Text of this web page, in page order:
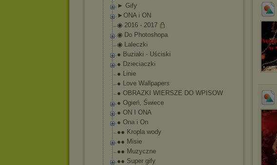
► Gify
►ONA i ON
◉ 2016 - 2017
◉ Do Photoshopa
◉ Laleczki
● Buziaki - Uściski
● Dzieciaczki
● Linie
● Love Wallpapers
● OBRAZKI WIERSZE DO WPISOW
● Ogień, Świece
● ON I ONA
● Ona i On
●● Kropla wody
●● Misie
●● Muzyczne
●● Super gify